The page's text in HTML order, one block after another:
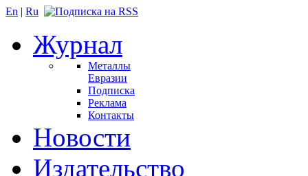
En | Ru
Журнал
Металлы
Евразии
Подписка
Реклама
Контакты
Новости
Издательство